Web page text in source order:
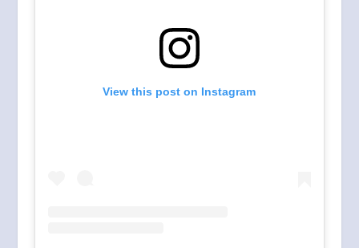
View this post on Instagram